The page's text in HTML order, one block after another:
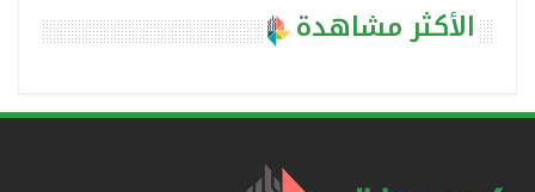
الأكثر مشاهدة